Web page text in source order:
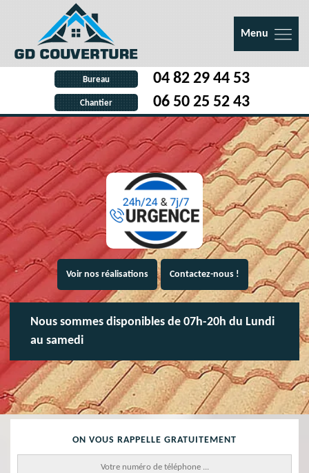
Menu
Bureau 04 82 29 44 53
Chantier 06 50 25 52 43
Voir nos réalisations Contactez-nous !
Nous sommes disponibles de 07h-20h du Lundi
au samedi
ON VOUS RAPPELLE GRATUITEMENT